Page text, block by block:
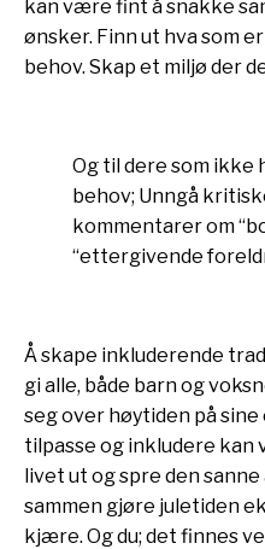
kan være fint å snakke
ønsker. Finn ut hva som
behov. Skap et miljø der
Og til dere som ikke
behov; Unngå
kommentarer om
“ettergivende
Å skape inkluderende
gi alle, både barn og
seg over høytiden på sine
tilpasse og inkludere kan
livet ut og spre den sanne
sammen gjøre juletiden
kjære. Og du; det finnes